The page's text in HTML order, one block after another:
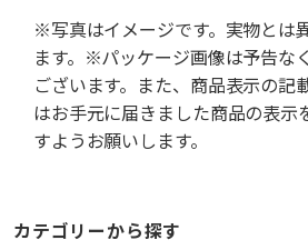
※写真はイメージです。実物とは
ます。※パッケージ画像は予告な
ございます。また、商品表示の記
はお手元に届きました商品の表示
すようお願いします。
カテゴリーから探す